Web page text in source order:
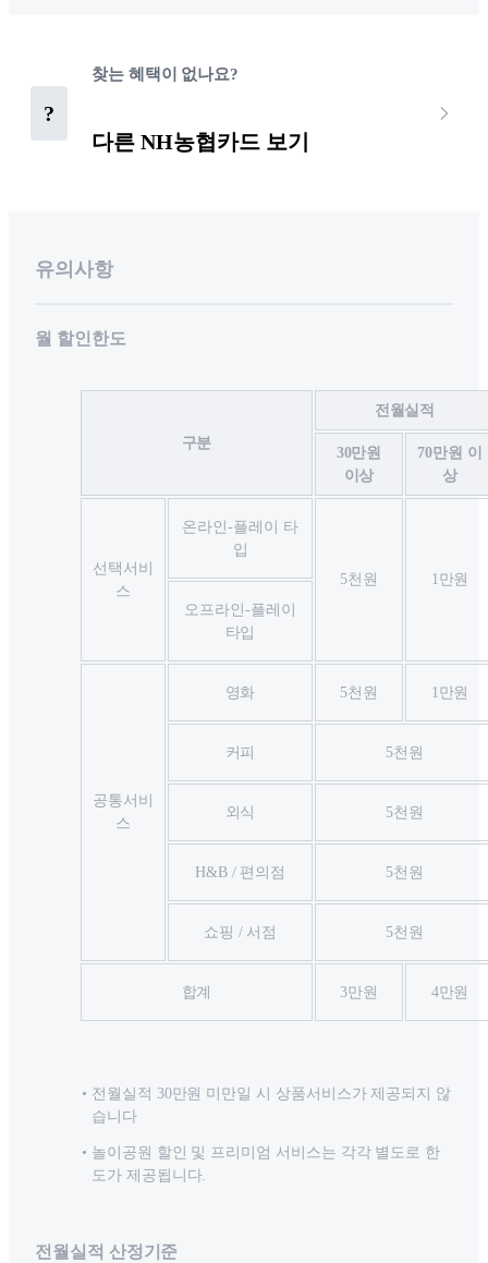
?
찾는 혜택이 없나요?
다른 NH농협카드 보기
유의사항
월 할인한도
구분
전월실적
30만원
이상
70만원 이
상
선택서비
스
온라인-플레이 타
입
5천원
1만원
오프라인-플레이
타입
공통서비
스
영화 5천원 1만원
커피 5천원
외식 5천원
H&B / 편의점 5천원
쇼핑 / 서점 5천원
합계 3만원 4만원
전월실적 30만원 미만일 시 상품서비스가 제공되지 않
습니다
놀이공원 할인 및 프리미엄 서비스는 각각 별도로 한
도가 제공됩니다.
전월실적 산정기준